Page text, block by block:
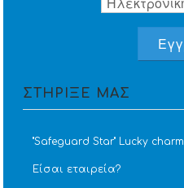
ΣΤΗΡΙΞΕ ΜΑΣ
''Safeguard Star'' Lucky charm
Είσαι εταιρεία?